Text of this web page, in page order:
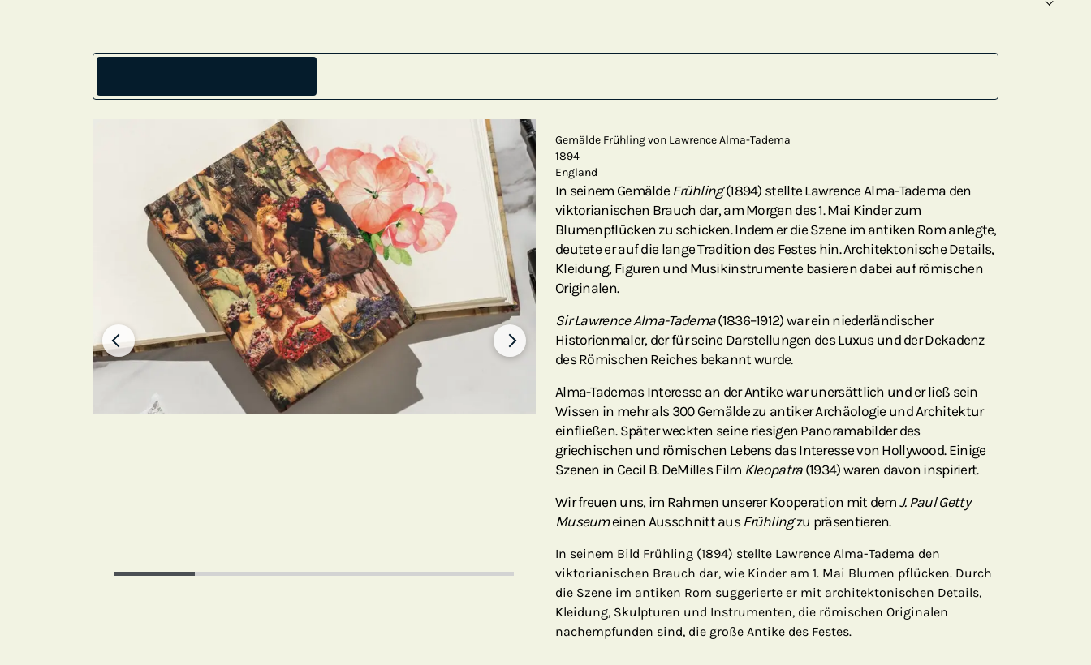
Gemälde Frühling von Lawrence Alma-Tadema
1894
England
In seinem Gemälde Frühling(1894) stellte Lawrence Alma-Tadema den
viktorianischen Brauch dar, am Morgen des 1. Mai Kinder zum
Blumenpflücken zu schicken. Indem er die Szene im antiken Rom anlegte,
deutete er auf die lange Tradition des Festes hin. Architektonische Details,
Kleidung, Figuren und Musikinstrumente basieren dabei auf römischen
Originalen.
Sir Lawrence Alma-Tadema(1836–1912) war ein niederländischer
Historienmaler, der für seine Darstellungen des Luxus und der Dekadenz
des Römischen Reiches bekannt wurde.
Alma-Tademas Interesse an der Antike war unersättlich und er ließ sein
Wissen in mehr als 300 Gemälde zu antiker Archäologie und Architektur
einfließen. Später weckten seine riesigen Panoramabilder des
griechischen und römischen Lebens das Interesse von Hollywood. Einige
Szenen in Cecil B. DeMilles Film Kleopatra(1934) waren davon inspiriert.
Wir freuen uns, im Rahmen unserer Kooperation mit dem J. Paul Getty
Museumeinen Ausschnitt aus Frühlingzu präsentieren.
In seinem Bild Frühling (1894) stellte Lawrence Alma-Tadema den
viktorianischen Brauch dar, wie Kinder am 1. Mai Blumen pflücken. Durch
die Szene im antiken Rom suggerierte er mit architektonischen Details,
Kleidung, Skulpturen und Instrumenten, die römischen Originalen
nachempfunden sind, die große Antike des Festes.